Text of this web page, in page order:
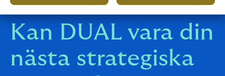
Kan DUAL vara din
nästa strategiska